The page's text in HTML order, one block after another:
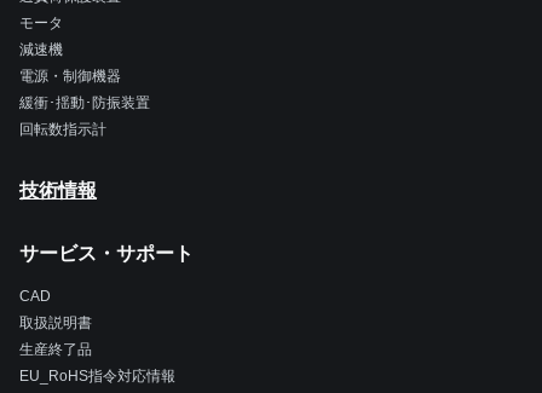
モータ
減速機
電源・制御機器
緩衝･揺動･防振装置
回転数指示計
技術情報
サービス・サポート
CAD
取扱説明書
生産終了品
EU_RoHS指令対応情報